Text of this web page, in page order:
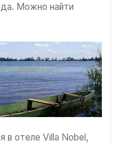
Можно найти
в отеле Villa Nobel,